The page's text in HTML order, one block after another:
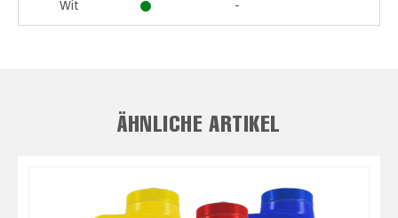
Wit -
ÄHNLICHE ARTIKEL